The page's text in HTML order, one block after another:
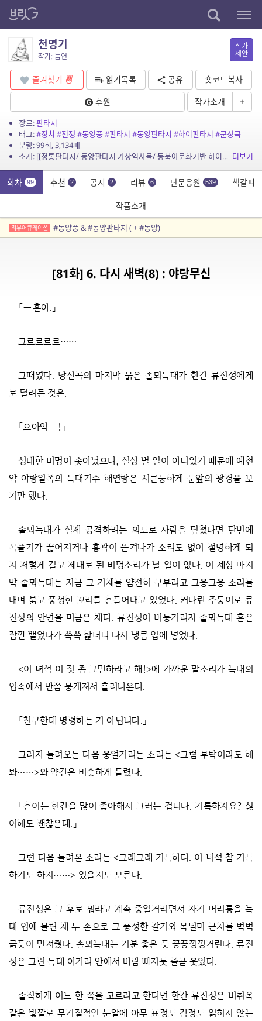
천명기
작가: 늠연
작가
제안
즐겨찾기 읽기목록 공유
숏코드복사
후원
작가소개 +
장르:판타지
태그:#정치 #전쟁 #동양풍#판타지 #동양판타지 #하이판타지 #군상극
분량: 99회, 3,134매
소개: [[정통판타지/ 동양판타지 가상역사물/ 동북아문화기반 하이판타지/ 정치, 전쟁, 군상극]] 천강天講에 이르기를, 임금에 충성하고 아비에 효행하라. 그러나 왕은 늘 이 땅에서 무언가... 더보기
회차 99 추천 2 공지 2 리뷰 6 단문응원 539 책갈피
작품소개
리뷰어큐레이션 #동양풍 & #동양판타지 ( + #동양)
[81화] 6. 다시 새벽(8) : 야랑무신
「―흔아.」
그르르르르……
그때였다. 낭산곡의 마지막 붉은 솔뫼늑대가 한간 류진성에게
로 달려든 것은.
「으아악―!」
성대한 비명이 솟아났으나, 실상 별 일이 아니었기 때문에 예천
악 야랑일족의 늑대기수 해연랑은 시큰둥하게 눈앞의 광경을 보
기만 했다.
솔뫼늑대가 실제 공격하려는 의도로 사람을 덮쳤다면 단번에
목줄기가 끊어지거나 흉곽이 뜯겨나가 소리도 없이 절명하게 되
지 저렇게 길고 제대로 된 비명소리가 날 일이 없다. 이 세상 마지
막 솔뫼늑대는 지금 그 거체를 얌전히 구부리고 그응그응 소리를
내며 붉고 풍성한 꼬리를 흔들어대고 있었다. 커다란 주둥이로 류
진성의 안면을 머금은 채다. 류진성이 버둥거리자 솔뫼늑대 흔은
잠깐 뱉었다가 쓱쓱 핥더니 다시 냉큼 입에 넣었다.
<이 녀석 이 짓 좀 그만하라고 해!>에 가까운 말소리가 늑대의
입속에서 반쯤 뭉개져서 흘러나온다.
「친구한테 명령하는 거 아닙니다.」
그러자 들려오는 다음 웅얼거리는 소리는 <그럼 부탁이라도 해
봐……>와 약간은 비슷하게 들렸다.
「흔이는 한간을 많이 좋아해서 그러는 겁니다. 기특하지요? 싫
어해도 괜찮은데.」
그런 다음 들려온 소리는 <그래그래 기특하다. 이 녀석 참 기특
하기도 하지……> 였을지도 모른다.
류진성은 그 후로 뭐라고 계속 중얼거리면서 자기 머리통을 늑
대 입에 물린 채 두 손으로 그 풍성한 갈기와 목덜미 근처를 벅벅
긁듯이 만져줬다. 솔뫼늑대는 기분 좋은 듯 끙끙낑낑거린다. 류진
성은 그런 늑대 아가리 안에서 바람 빠지듯 줄곧 웃었다.
솔직하게 어느 한 쪽을 고르라고 한다면 한간 류진성은 비취옥
같은 빛깔로 무기질적인 눈알에 아무 표정도 감정도 읽히지 않는